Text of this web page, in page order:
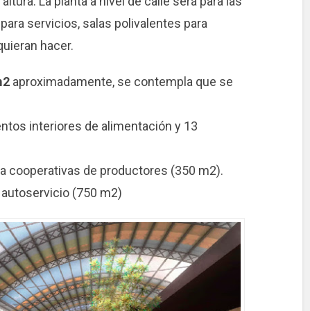
servicios, salas polivalentes para
hacer.
aproximadamente, se contempla que se
interiores de alimentación y 13
cooperativas de productores (350 m2).
(750 m2)